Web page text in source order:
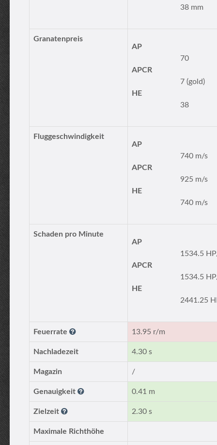
38 mm
Granatenpreis
AP
70
APCR
7 (gold)
HE
38
Fluggeschwindigkeit
AP
740 m/s
APCR
925 m/s
HE
740 m/s
Schaden pro Minute
AP
1534.5
APCR
1534.5
HE
2441.25
Feuerrate 13.95 r/m
Nachladezeit 4.30 s
Magazin /
Genauigkeit 0.41 m
Zielzeit 2.30 s
Maximale Richthöhe